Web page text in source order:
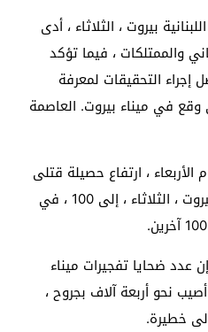
بيروت ، الثلاثاء ، أدى
والممتلكات ، فيما تؤكد
إجراء التحقيقات لمعرفة
وقع في ميناء بيروت. العاصمة
الأربعاء ، ارتفاع حصيلة قتلى
الانفجار الذي وقع في مرفأ بيروت ، الثلاثاء ، إلى 100 ، في
عدد ضحايا تفجيرات ميناء
أمس وصل إلى 100 ، وأصيب نحو أربعة آلاف بجروح ،
خطيرة.